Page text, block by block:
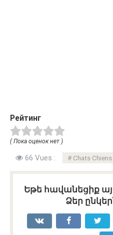
Рейтинг
( Пока оценок нет )
66 Vues : Chats Chiens
Եթե հավանեցիք
Ձեր